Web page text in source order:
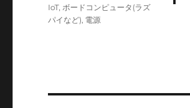
テ
ゴ
IoT, ボードコンピュータ(ラズ
パイなど), 電源